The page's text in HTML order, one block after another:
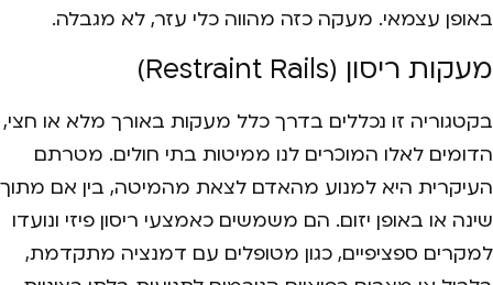
באופן עצמאי. מעקה כזה מהווה כלי עזר, לא מגבלה.
מעקות ריסון (Restraint Rails)
בקטגוריה זו נכללים בדרך כלל מעקות באורך מלא או חצי,
הדומים לאלו המוכרים לנו ממיטות בתי חולים. מטרתם
העיקרית היא למנוע מהאדם לצאת מהמיטה, בין אם מתוך
שינה או באופן יזום. הם משמשים כאמצעי ריסון פיזי ונועדו
למקרים ספציפיים, כגון מטופלים עם דמנציה מתקדמת,